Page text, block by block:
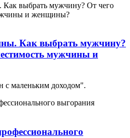
Как выбрать мужчину?
мужчины и
с маленьким доходом".